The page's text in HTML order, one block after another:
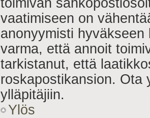
toimivan
vaatimiseen on
anonyymisti
varma, että annoit
tarkistanut, että
roskapostikansion. Ota
ylläpitäjiin.
Ylös